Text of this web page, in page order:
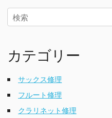
カテゴリー
サックス修理
フルート修理
クラリネット修理